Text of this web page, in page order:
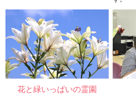
花と緑いっぱいの霊園